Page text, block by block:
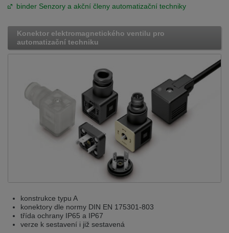
binder Senzory a akční členy automatizační techniky
Konektor elektromagnetického ventilu pro
automatizační techniku
konstrukce typu A
konektory dle normy DIN EN 175301-803
třída ochrany IP65 a IP67
verze k sestavení i již sestavená